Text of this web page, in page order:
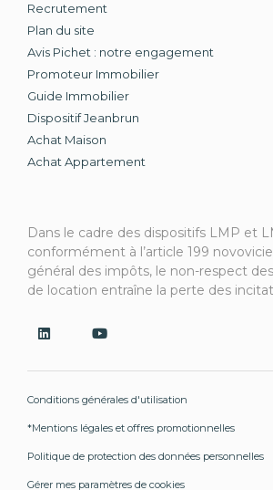
Recrutement
Plan du site
Avis Pichet : notre engagement
Promoteur Immobilier
Guide Immobilier
Dispositif Jeanbrun
Achat Maison
Achat Appartement
Dans le cadre des dispositifs LMP et
conformément à l’article 199
général des impôts, le non-respect
de location entraîne la perte des
Conditions générales d'utilisation
*Mentions légales et offres promotionnelles
Politique de protection des données personnelles
Gérer mes paramètres de cookies